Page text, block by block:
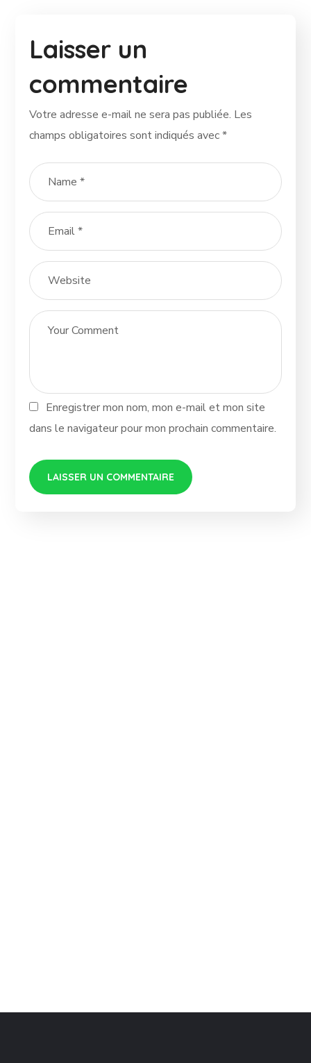
Laisser un
commentaire
Votre adresse e-mail ne sera pas publiée. Les
champs obligatoires sont indiqués avec*
Enregistrer mon nom, mon e-mail et mon site
dans le navigateur pour mon prochain commentaire.